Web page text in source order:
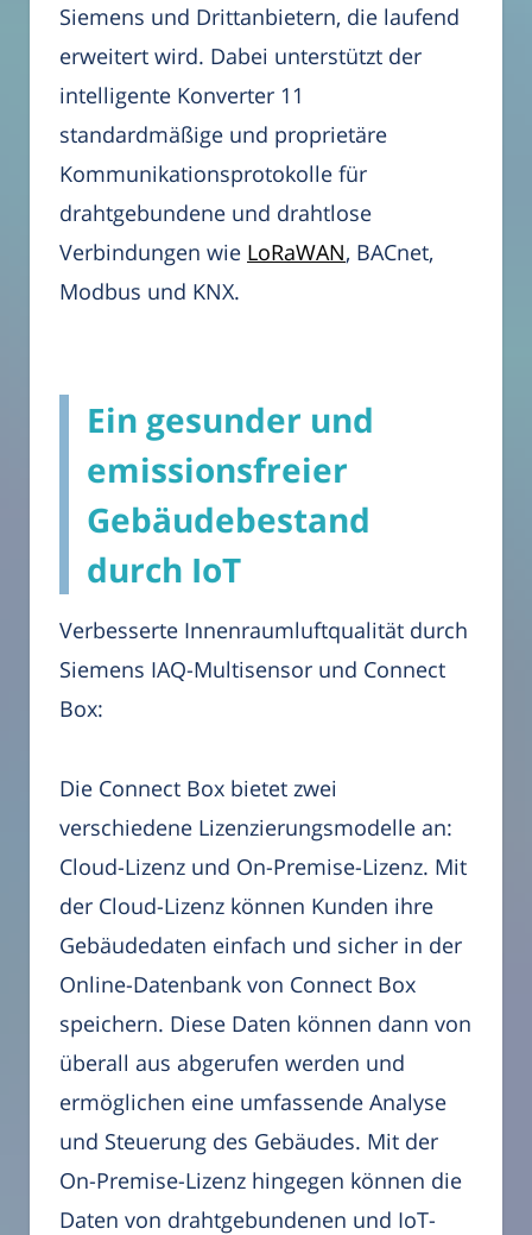
Siemens und Drittanbietern, die laufend
erweitert wird. Dabei unterstützt der
intelligente Konverter 11
standardmäßige und proprietäre
Kommunikationsprotokolle für
drahtgebundene und drahtlose
Verbindungen wie LoRaWAN, BACnet,
Modbus und KNX.
Ein gesunder und
emissionsfreier
Gebäudebestand
durch IoT
Verbesserte Innenraumluftqualität durch
Siemens IAQ-Multisensor und Connect
Box:
Die Connect Box bietet zwei
verschiedene Lizenzierungsmodelle an:
Cloud-Lizenz und On-Premise-Lizenz. Mit
der Cloud-Lizenz können Kunden ihre
Gebäudedaten einfach und sicher in der
Online-Datenbank von Connect Box
speichern. Diese Daten können dann von
überall aus abgerufen werden und
ermöglichen eine umfassende Analyse
und Steuerung des Gebäudes. Mit der
On-Premise-Lizenz hingegen können die
Daten von drahtgebundenen und IoT-